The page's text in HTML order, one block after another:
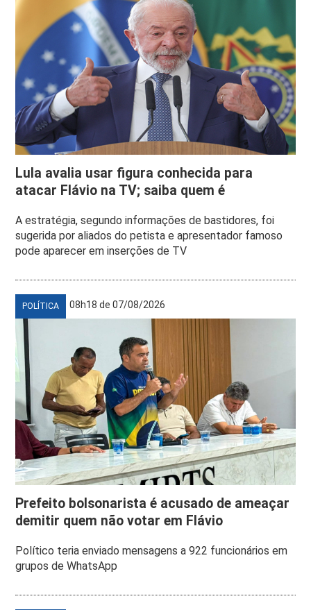
Lula avalia usar figura conhecida para
atacar Flávio na TV; saiba quem é
A estratégia, segundo informações de bastidores, foi
sugerida por aliados do petista e apresentador famoso
pode aparecer em inserções de TV
POLÍTICA 08h18 de 07/08/2026
Prefeito bolsonarista é acusado de ameaçar
demitir quem não votar em Flávio
Político teria enviado mensagens a 922 funcionários em
grupos de WhatsApp